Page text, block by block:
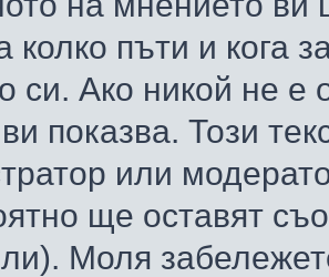
колко пъти и кога
си. Ако никой не е
показва. Този
или
ще оставят
Моля